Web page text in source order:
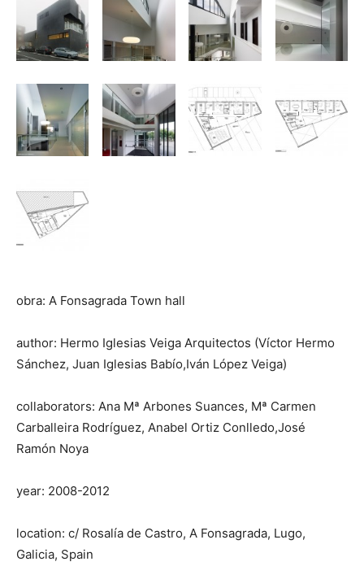
obra: A Fonsagrada Town hall
author: Hermo Iglesias Veiga Arquitectos (Víctor Hermo
Sánchez, Juan Iglesias Babío,Iván López Veiga)
collaborators: Ana Mª Arbones Suances, Mª Carmen
Carballeira Rodríguez, Anabel Ortiz Conlledo,José
Ramón Noya
year: 2008-2012
location: c/ Rosalía de Castro, A Fonsagrada, Lugo,
Galicia, Spain